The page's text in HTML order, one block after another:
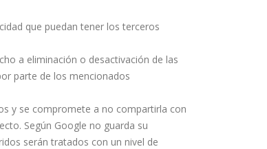
que puedan tener los terceros
a eliminación o desactivación de las
parte de los mencionados
y se compromete a no compartirla con
Según Google no guarda su
serán tratados con un nivel de